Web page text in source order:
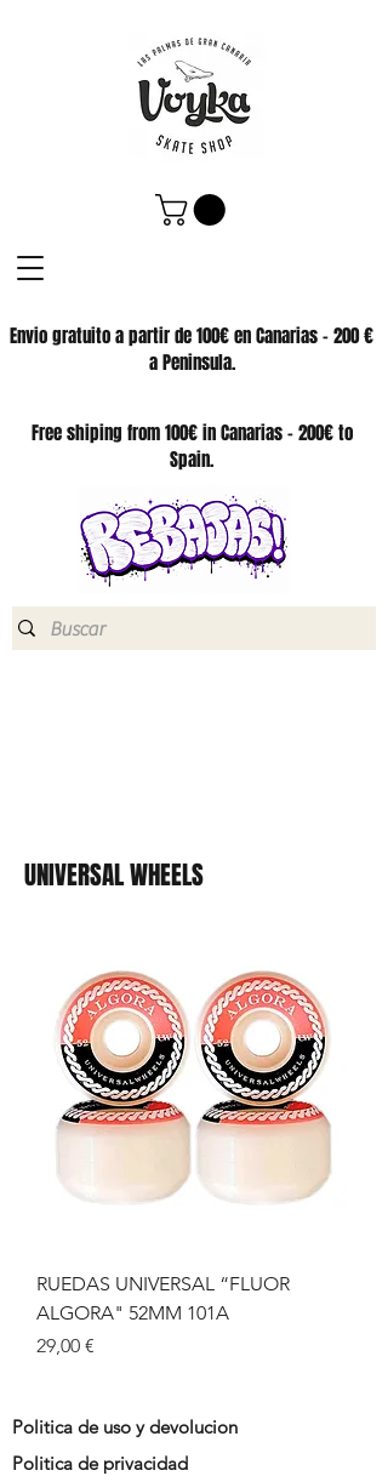
Envio gratuito a partir de 100€ en Canarias - 200 €
a Peninsula.
SKATE SHOP
Free shiping from 100€ in Canarias - 200€ to
Spain.
UNIVERSAL WHEELS
RUEDAS UNIVERSAL “FLUOR
ALGORA" 52MM 101A
Precio
29,00 €
Politica de uso y devolucion
Politica de privacidad